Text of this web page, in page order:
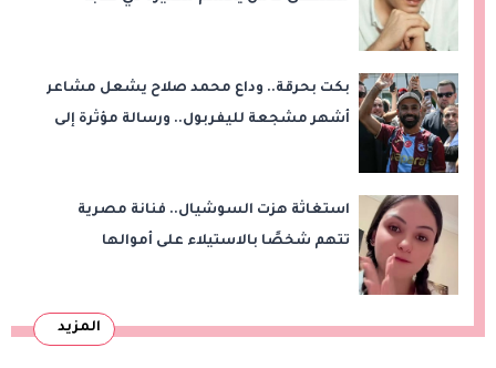
بكت بحرقة.. وداع محمد صلاح يشعل مشاعر
أشهر مشجعة لليفربول.. ورسالة مؤثرة إلى
استغاثة هزت السوشيال.. فنانة مصرية
تتهم شخصًا بالاستيلاء على أموالها
المزيد